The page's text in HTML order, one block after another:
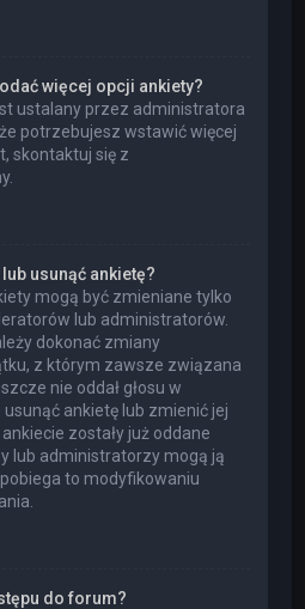
więcej opcji ankiety?
ustalany przez administratora
potrzebujesz wstawić więcej
skontaktuj się z
usunąć ankietę?
mogą być zmieniane tylko
lub administratorów.
dokonać zmiany
z którym zawsze związana
nie oddał głosu w
ankietę lub zmienić jej
zostały już oddane
lub administratorzy mogą ją
to modyfikowaniu
do forum?